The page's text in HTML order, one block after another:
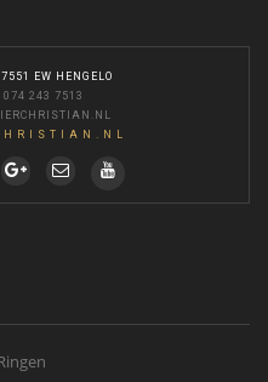
EW HENGELO
074 243 7513